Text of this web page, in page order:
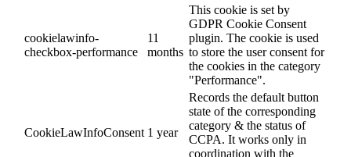
cookielawinfo-
checkbox-performance
11
months
This cookie is set by
GDPR Cookie Consent
plugin. The cookie is used
to store the user consent for
the cookies in the category
"Performance".
CookieLawInfoConsent 1 year
Records the default button
state of the corresponding
category & the status of
CCPA. It works only in
coordination with the